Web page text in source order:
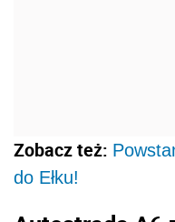
Zobacz też:
do Ełku!